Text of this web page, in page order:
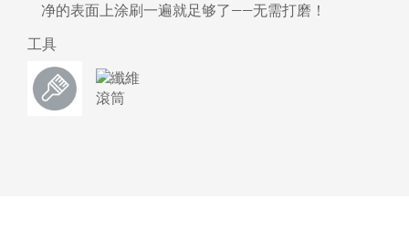
427 花旗松色
Satin
0.75 11600068
净的表面上涂刷一遍就足够了——无需打磨！
工具